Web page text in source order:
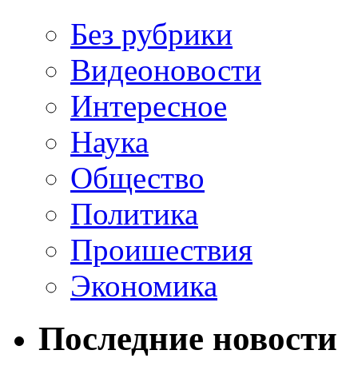
Без рубрики
Видеоновости
Интересное
Наука
Общество
Политика
Проишествия
Экономика
Последние новости